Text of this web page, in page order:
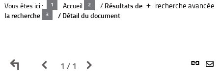
recherche avancée
Vous êtes ici : Accueil / Résultats de
la recherche
/ Détail du document
Retour
Page
1 / 1
Page